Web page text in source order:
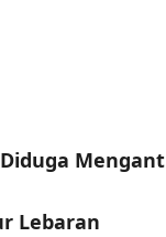
Lebaran